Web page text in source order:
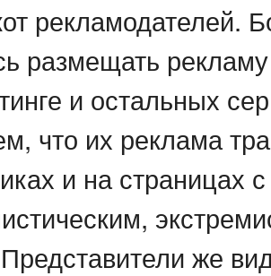
рекламодателей.
размещать
и остальных
что их реклама
и на страницах с
же